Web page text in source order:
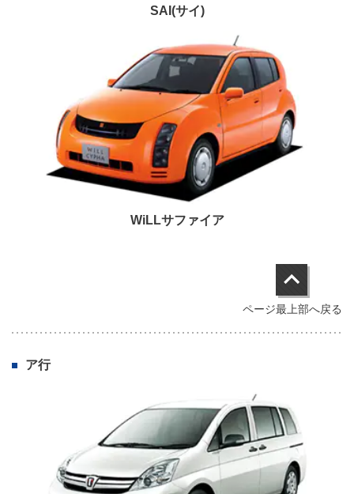
SAI(サイ)
WiLLサファイア
ページ最上部へ戻る
ア行